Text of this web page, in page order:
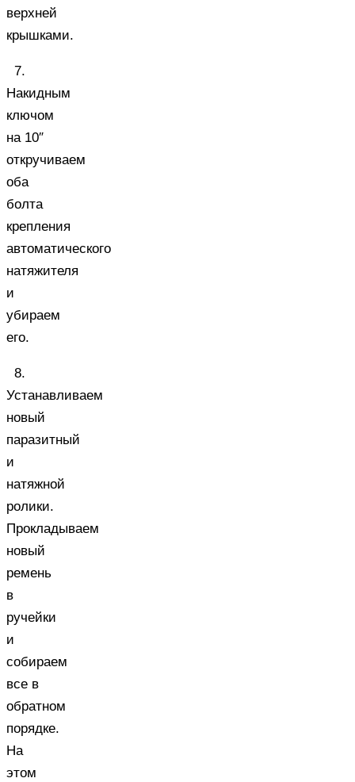
верхней
крышками.
7.
Накидным
ключом
на 10″
откручиваем
оба
болта
крепления
автоматического
натяжителя
и
убираем
его.
8.
Устанавливаем
новый
паразитный
и
натяжной
ролики.
Прокладываем
новый
ремень
в
ручейки
и
собираем
все в
обратном
порядке.
На
этом